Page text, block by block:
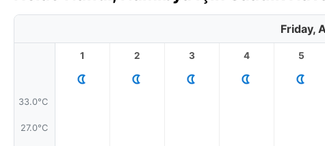
Friday,
33.0°C
27.0°C
1 2 3 4 5